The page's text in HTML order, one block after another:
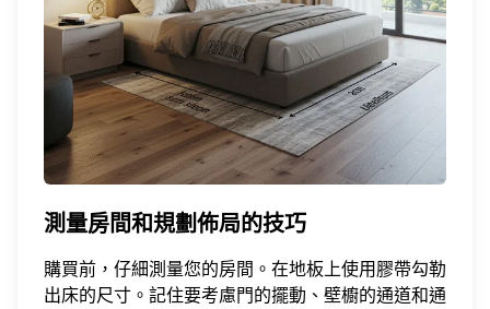
測量房間和規劃佈局的技巧
購買前，仔細測量您的房間。在地板上使用膠帶勾勒
出床的尺寸。記住要考慮門的擺動、壁櫥的通道和通